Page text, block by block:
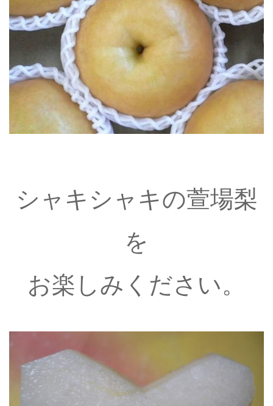
シャキシャキの萱場梨
を
お楽しみください。